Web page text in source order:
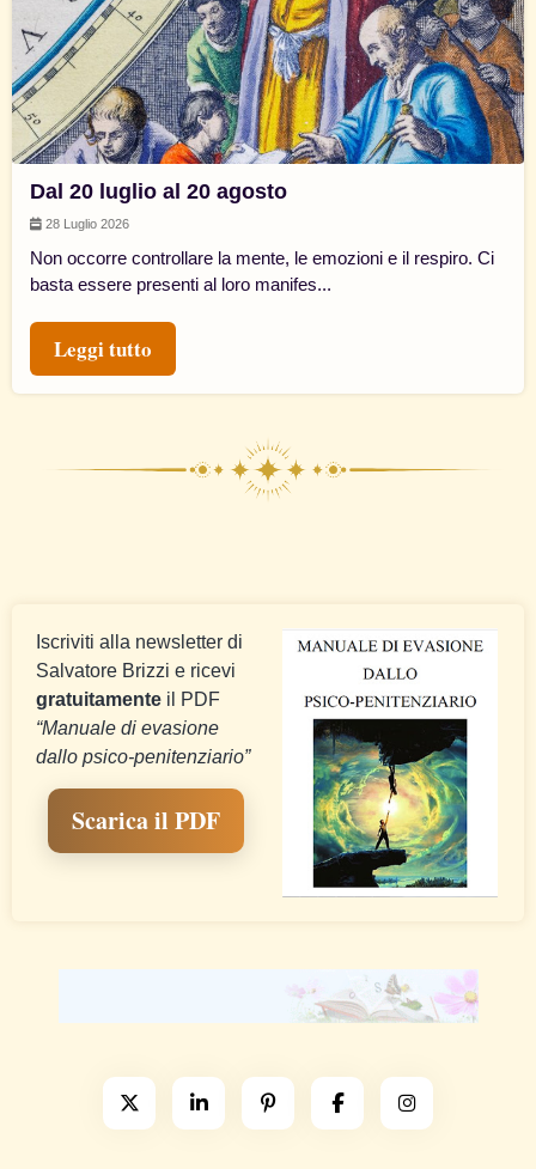
Dal 20 luglio al 20 agosto
28 Luglio 2026
Non occorre controllare la mente, le emozioni e il respiro. Ci
basta essere presenti al loro manifes...
Leggi tutto
Iscriviti alla newsletter di
Salvatore Brizzi e ricevi
gratuitamente il PDF
“Manuale di evasione
dallo psico-penitenziario”
Scarica il PDF